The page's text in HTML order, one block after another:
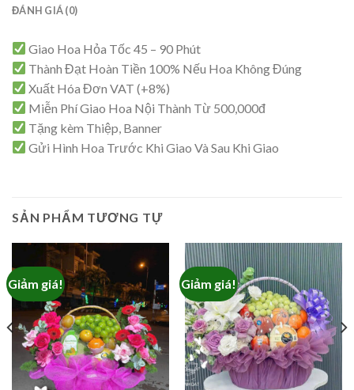
ĐÁNH GIÁ (0)
Giao Hoa Hỏa Tốc 45 – 90 Phút
Thành Đạt Hoàn Tiền 100% Nếu Hoa Không Đúng
Xuất Hóa Đơn VAT (+8%)
Miễn Phí Giao Hoa Nội Thành Từ 500,000đ
Tặng kèm Thiệp, Banner
Gửi Hình Hoa Trước Khi Giao Và Sau Khi Giao
SẢN PHẨM TƯƠNG TỰ
Giảm giá! Giảm giá!